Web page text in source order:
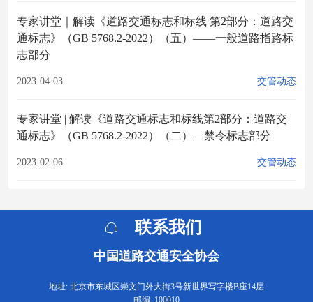
专家讲堂｜解读《道路交通标志和标线 第2部分：道路交
通标志》（GB 5768.2-2022）（五）——一般道路指路标
志部分
2023-04-03 交管动态
专家讲堂 | 解读《道路交通标志和标线第2部分：道路交
通标志》（GB 5768.2-2022）（二）—禁令标志部分
2023-02-06 交管动态
联系我们
中国道路交通安全协会
地址: 北京市东城区崇文门外大街3号新世界写字楼B座14层
邮编: 100010